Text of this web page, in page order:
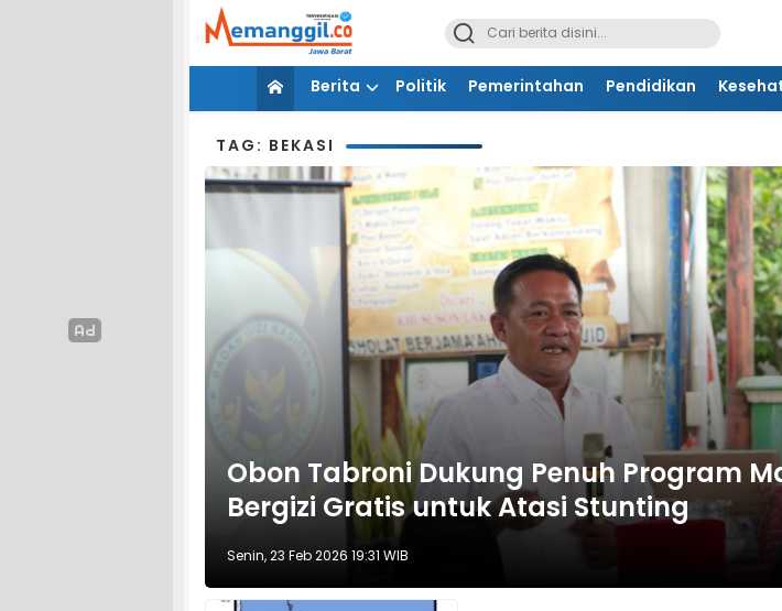
Berita Politik Pemerintahan Pendidikan
TAG: BEKASI
Obon Tabroni Dukung Penuh Program
Bergizi Gratis untuk Atasi Stunting
Senin, 23 Feb 2026 19:31 WIB